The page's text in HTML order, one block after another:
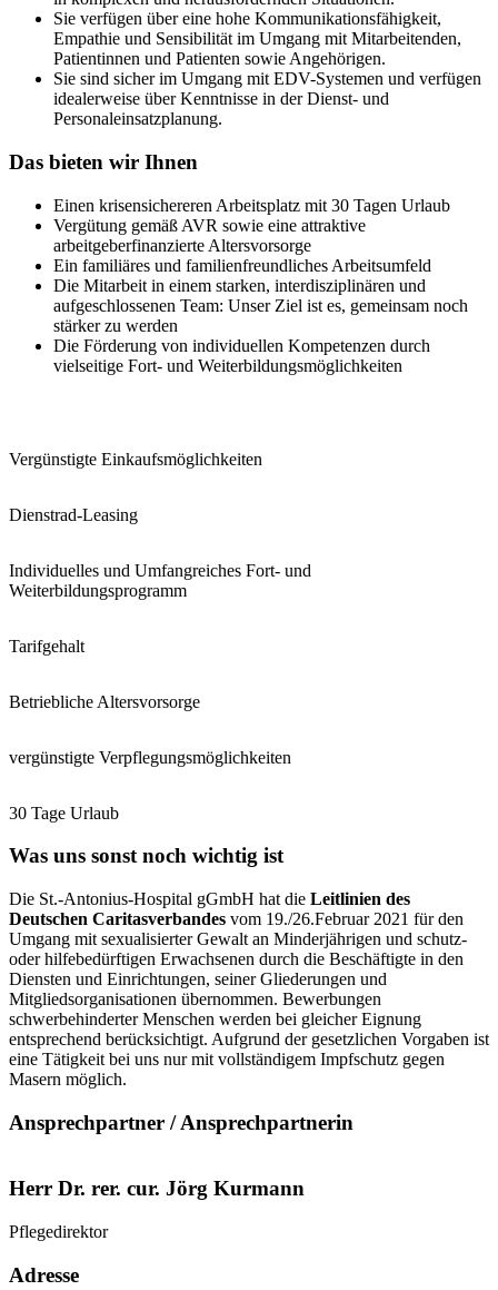
Sie verfügen über eine hohe Kommunikationsfähigkeit,
Empathie und Sensibilität im Umgang mit Mitarbeitenden,
Patientinnen und Patienten sowie Angehörigen.
Sie sind sicher im Umgang mit EDV-Systemen und verfügen
idealerweise über Kenntnisse in der Dienst- und
Personaleinsatzplanung.
Das bieten wir Ihnen
Einen krisensichereren Arbeitsplatz mit 30 Tagen Urlaub
Vergütung gemäß AVR sowie eine attraktive
arbeitgeberfinanzierte Altersvorsorge
Ein familiäres und familienfreundliches Arbeitsumfeld
Die Mitarbeit in einem starken, interdisziplinären und
aufgeschlossenen Team: Unser Ziel ist es, gemeinsam noch
stärker zu werden
Die Förderung von individuellen Kompetenzen durch
vielseitige Fort- und Weiterbildungsmöglichkeiten
Vergünstigte Einkaufsmöglichkeiten
Dienstrad-Leasing
Individuelles und Umfangreiches Fort- und
Weiterbildungsprogramm
Tarifgehalt
Betriebliche Altersvorsorge
vergünstigte Verpflegungsmöglichkeiten
30 Tage Urlaub
Was uns sonst noch wichtig ist
Die St.-Antonius-Hospital gGmbH hat die Leitlinien des
Deutschen Caritasverbandes vom 19./26.Februar 2021 für den
Umgang mit sexualisierter Gewalt an Minderjährigen und schutz-
oder hilfebedürftigen Erwachsenen durch die Beschäftigte in den
Diensten und Einrichtungen, seiner Gliederungen und
Mitgliedsorganisationen übernommen. Bewerbungen
schwerbehinderter Menschen werden bei gleicher Eignung
entsprechend berücksichtigt. Aufgrund der gesetzlichen Vorgaben ist
eine Tätigkeit bei uns nur mit vollständigem Impfschutz gegen
Masern möglich.
Ansprechpartner / Ansprechpartnerin
Herr Dr. rer. cur. Jörg Kurmann
Pflegedirektor
Adresse